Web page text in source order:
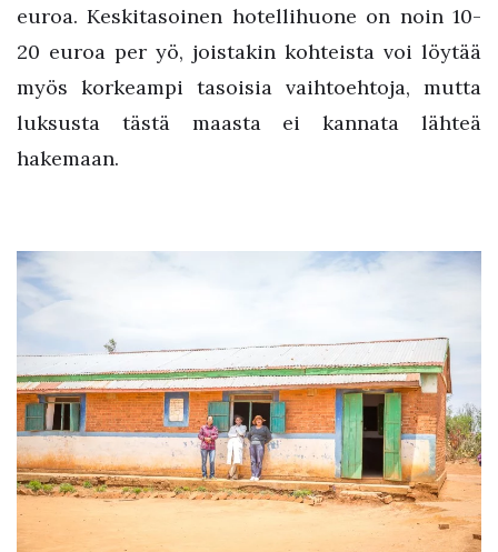
euroa. Keskitasoinen hotellihuone on noin 10-
20 euroa per yö, joistakin kohteista voi löytää
myös korkeampi tasoisia vaihtoehtoja, mutta
luksusta tästä maasta ei kannata lähteä
hakemaan.